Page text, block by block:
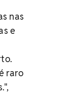
nas
e
raro